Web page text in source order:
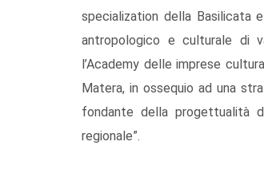
specialization della Basilicata
antropologico e culturale di
l’Academy delle imprese
Matera, in ossequio ad una
fondante della progettualità
regionale”.